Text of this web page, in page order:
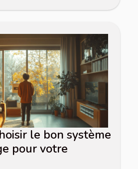
le bon système
pour votre